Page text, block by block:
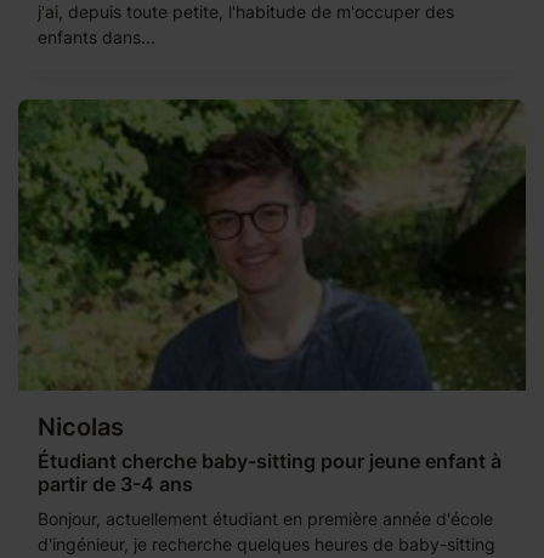
j'ai, depuis toute petite, l'habitude de m'occuper des
enfants dans...
Nicolas
Étudiant cherche baby-sitting pour jeune enfant à
partir de 3-4 ans
Bonjour, actuellement étudiant en première année d'école
d'ingénieur, je recherche quelques heures de baby-sitting